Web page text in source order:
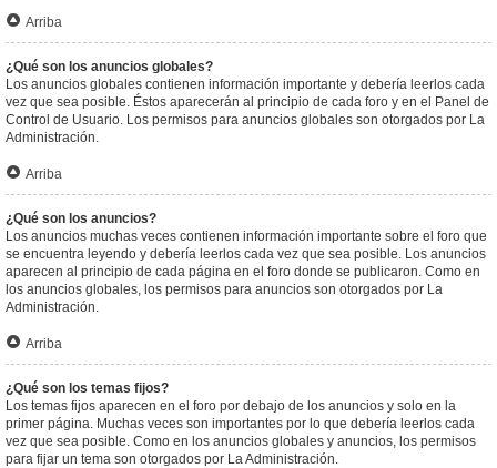
Arriba
¿Qué son los anuncios globales?
Los anuncios globales contienen información importante y debería leerlos cada
vez que sea posible. Éstos aparecerán al principio de cada foro y en el Panel de
Control de Usuario. Los permisos para anuncios globales son otorgados por La
Administración.
Arriba
¿Qué son los anuncios?
Los anuncios muchas veces contienen información importante sobre el foro que
se encuentra leyendo y debería leerlos cada vez que sea posible. Los anuncios
aparecen al principio de cada página en el foro donde se publicaron. Como en
los anuncios globales, los permisos para anuncios son otorgados por La
Administración.
Arriba
¿Qué son los temas fijos?
Los temas fijos aparecen en el foro por debajo de los anuncios y solo en la
primer página. Muchas veces son importantes por lo que debería leerlos cada
vez que sea posible. Como en los anuncios globales y anuncios, los permisos
para fijar un tema son otorgados por La Administración.